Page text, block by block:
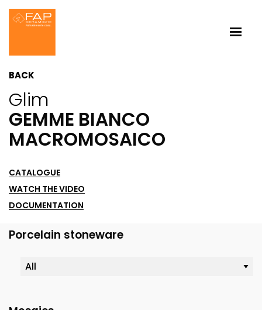
BACK
Glim
GEMME BIANCO
MACROMOSAICO
CATALOGUE
WATCH THE VIDEO
DOCUMENTATION
Porcelain stoneware